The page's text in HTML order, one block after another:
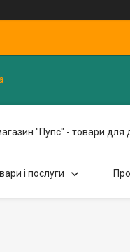
"Пупс" - товари для
і послуги